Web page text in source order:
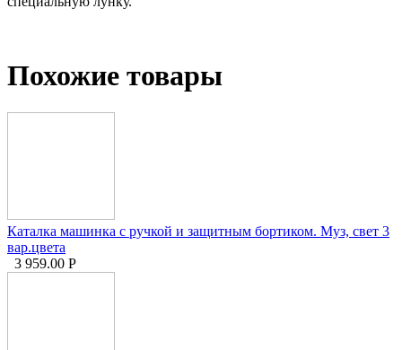
Похожие товары
Каталка машинка с ручкой и защитным бортиком. Муз, свет 3
вар.цвета
3 959.00 Р